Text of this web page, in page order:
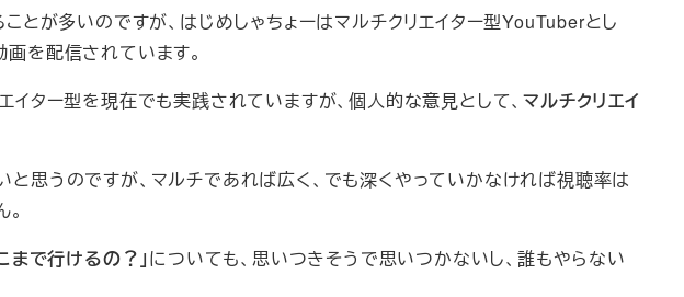
が多いのですが、はじめしゃちょーはマルチクリエイター型YouTuberとし
を配信されています。
ター型を現在でも実践されていますが、個人的な意見として、マルチクリエイ
思うのですが、マルチであれば広く、でも深くやっていかなければ視聴率は
で行けるの？」についても、思いつきそうで思いつかないし、誰もやらない